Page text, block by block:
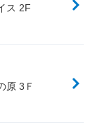
ス 2F
原 3Ｆ